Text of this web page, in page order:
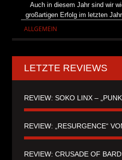
Auch in diesem Jahr sind wir
großartigen Erfolg im letzten
ALLGEMEIN
LETZTE REVIEWS
REVIEW: „RESURGENCE“